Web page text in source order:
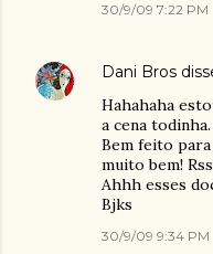
30/9/09 7:22 PM
Dani Bros
Hahahaha
a cena
Bem feito para
muito bem!
Ahhh esses
Bjks
30/9/09 9:34 PM